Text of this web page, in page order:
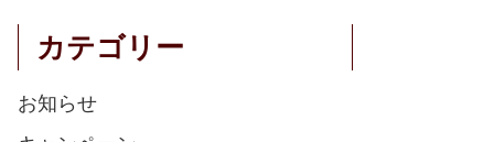
カテゴリー
お知らせ